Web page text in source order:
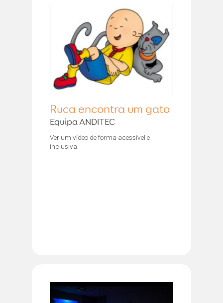
Ruca encontra um gato
Equipa ANDITEC
Ver um vídeo de forma acessível e
inclusiva.